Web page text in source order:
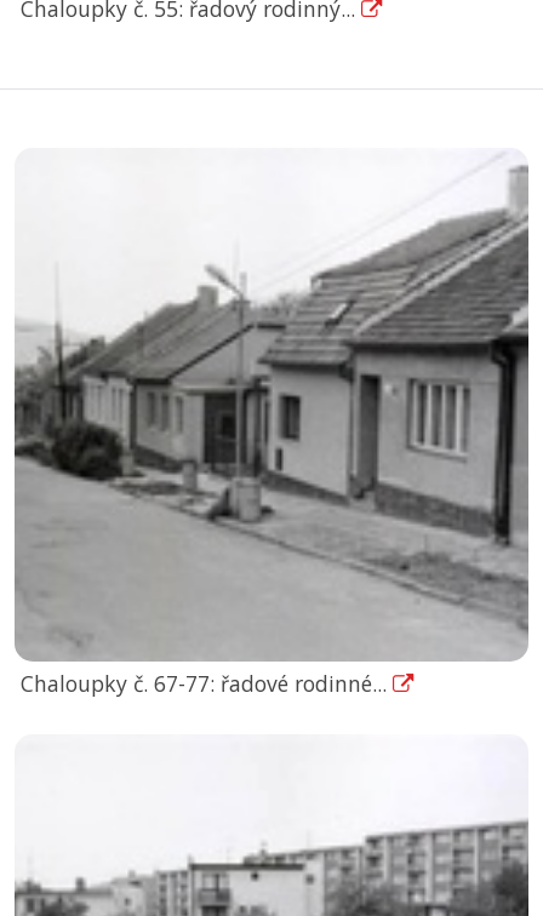
Chaloupky č. 55: řadový rodinný...
Chaloupky č. 67-77: řadové rodinné...